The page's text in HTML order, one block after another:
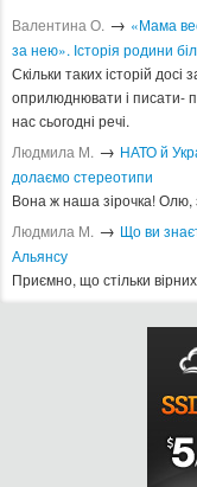
Валентина О. → «Мама
за нею». Історія родини
Скільки таких історій
оприлюднювати і писати-
нас сьогодні речі.
Людмила М. → ​НАТО й
долаємо стереотипи
Вона ж наша зірочка! Олю,
Людмила М. → Що ви
Альянсу ​
Приємно, що стільки